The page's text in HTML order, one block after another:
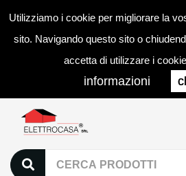
Utilizziamo i cookie per migliorare la
sito. Navigando questo sito o
accetta di utilizzare i
informazioni